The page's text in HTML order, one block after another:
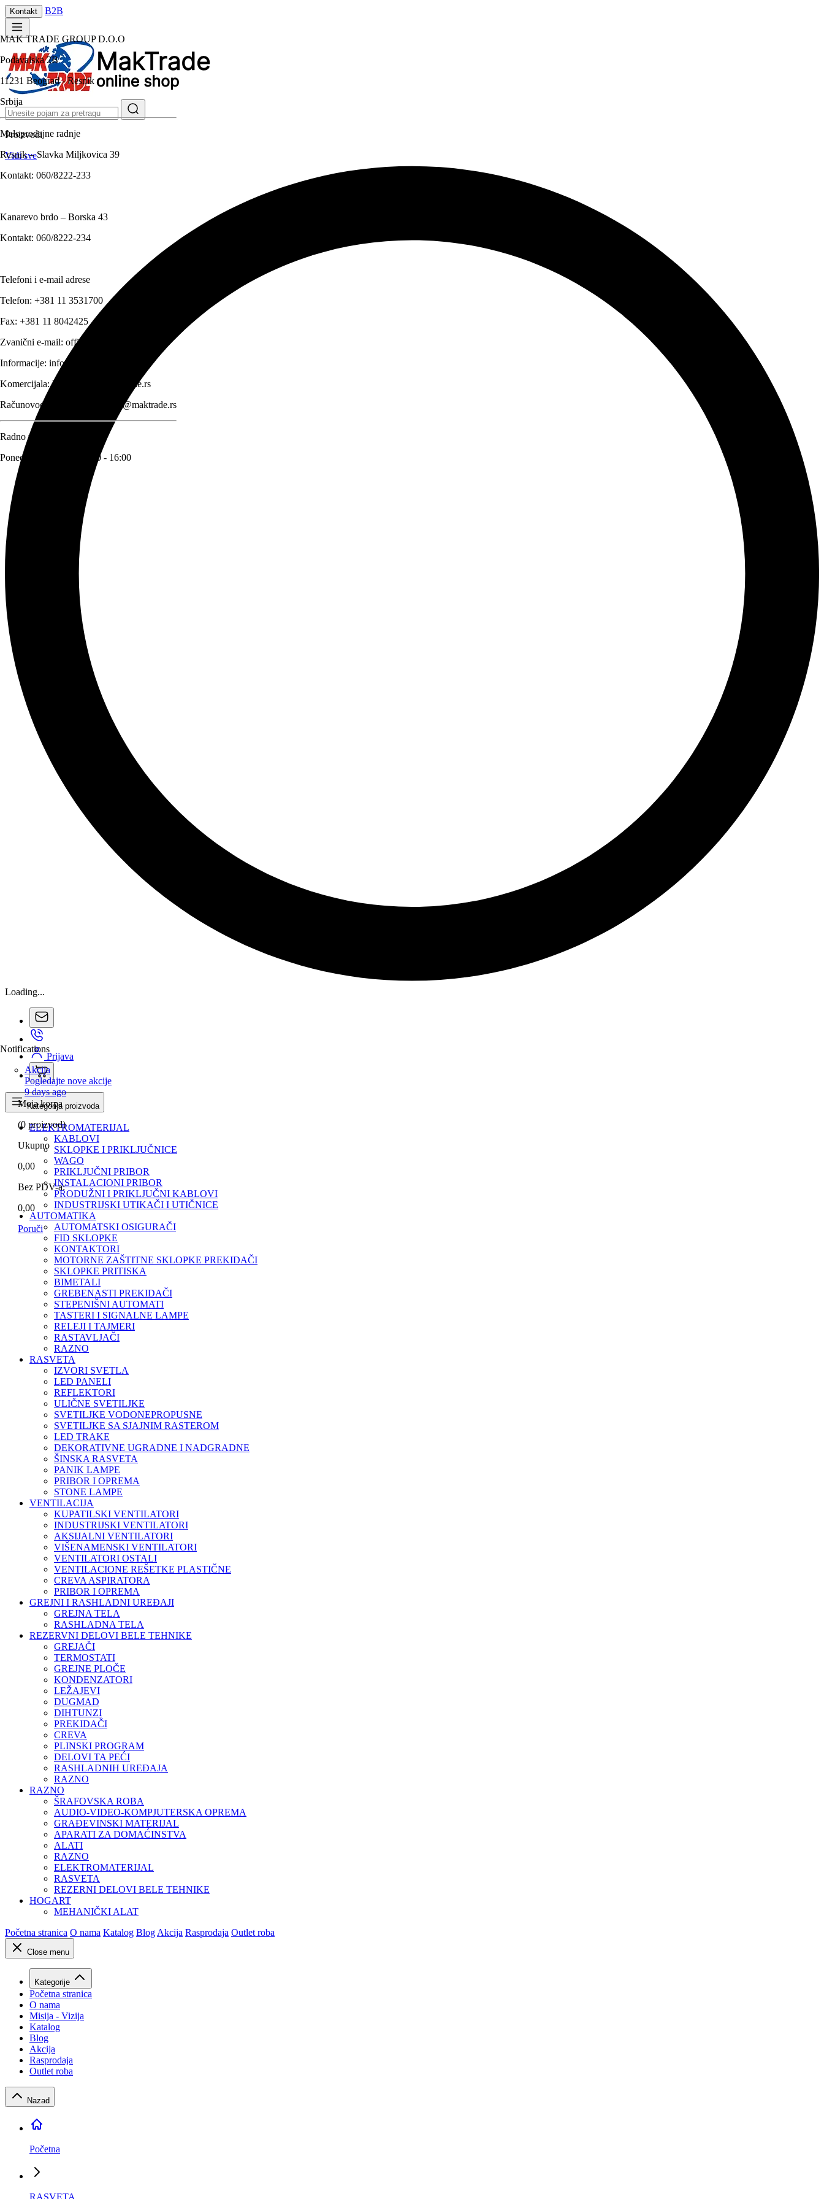
Kontakt
MAK TRADE GROUP D.O.O
Podavalska 2B
11231 Beograd - Resnik
Srbija
Maloprodajne radnje
Resnik – Slavka Miljkovica 39
Kontakt: 060/8222-233
Kanarevo brdo – Borska 43
Kontakt: 060/8222-234
Telefoni i e-mail adrese
Telefon: +381 11 3531700
Fax: +381 11 8042425
Zvanični e-mail: office@maktrade.rs
Informacije: info@maktrade.rs
Komercijala:komercijala@maktrade.rs
Računovodstvo:
racunovodstvo@maktrade.rs
Radno vreme
Ponedeljak – Petak: 08:00 - 16:00
B2B
Proizvodi
Vidi sve
Loading...
Notifications
Akcija
Pogledajte nove akcije
9 days ago
Prijava
Moja korpa
(0 proizvod)
Ukupno
0,00
Bez PDV-a:
0,00
Poruči
Kategorija proizvoda
ELEKTROMATERIJAL
KABLOVI
SKLOPKE I PRIKLJUČNICE
WAGO
PRIKLJUČNI PRIBOR
INSTALACIONI PRIBOR
PRODUŽNI I PRIKLJUČNI KABLOVI
INDUSTRIJSKI UTIKAČI I UTIČNICE
AUTOMATIKA
AUTOMATSKI OSIGURAČI
FID SKLOPKE
KONTAKTORI
MOTORNE ZAŠTITNE SKLOPKE PREKIDAČI
SKLOPKE PRITISKA
BIMETALI
GREBENASTI PREKIDAČI
STEPENIŠNI AUTOMATI
TASTERI I SIGNALNE LAMPE
RELEJI I TAJMERI
RASTAVLJAČI
RAZNO
RASVETA
IZVORI SVETLA
LED PANELI
REFLEKTORI
ULIČNE SVETILJKE
SVETILJKE VODONEPROPUSNE
SVETILJKE SA SJAJNIM RASTEROM
LED TRAKE
DEKORATIVNE UGRADNE I NADGRADNE
ŠINSKA RASVETA
PANIK LAMPE
PRIBOR I OPREMA
STONE LAMPE
VENTILACIJA
KUPATILSKI VENTILATORI
INDUSTRIJSKI VENTILATORI
AKSIJALNI VENTILATORI
VIŠENAMENSKI VENTILATORI
VENTILATORI OSTALI
VENTILACIONE REŠETKE PLASTIČNE
CREVA ASPIRATORA
PRIBOR I OPREMA
GREJNI I RASHLADNI UREĐAJI
GREJNA TELA
RASHLADNA TELA
REZERVNI DELOVI BELE TEHNIKE
GREJAČI
TERMOSTATI
GREJNE PLOČE
KONDENZATORI
LEŽAJEVI
DUGMAD
DIHTUNZI
PREKIDAČI
CREVA
PLINSKI PROGRAM
DELOVI TA PEĆI
RASHLADNIH UREĐAJA
RAZNO
RAZNO
ŠRAFOVSKA ROBA
AUDIO-VIDEO-KOMPJUTERSKA OPREMA
GRAĐEVINSKI MATERIJAL
APARATI ZA DOMAĆINSTVA
ALATI
RAZNO
ELEKTROMATERIJAL
RASVETA
REZERNI DELOVI BELE TEHNIKE
HOGART
MEHANIČKI ALAT
Početna stranica O nama Katalog Blog Akcija Rasprodaja Outlet roba
Close menu
Kategorije
Početna stranica
O nama
Misija - Vizija
Katalog
Blog
Akcija
Rasprodaja
Outlet roba
Nazad
Početna